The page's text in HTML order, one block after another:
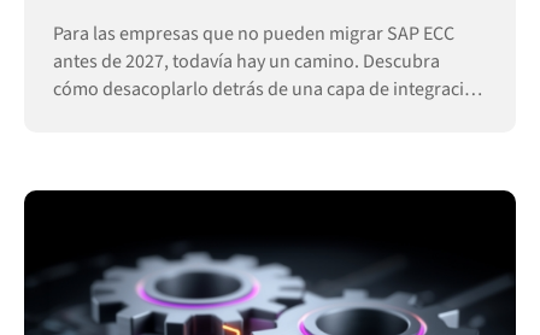
Para las empresas que no pueden migrar SAP ECC
antes de 2027, todavía hay un camino. Descubra
cómo desacoplarlo detrás de una capa de integración